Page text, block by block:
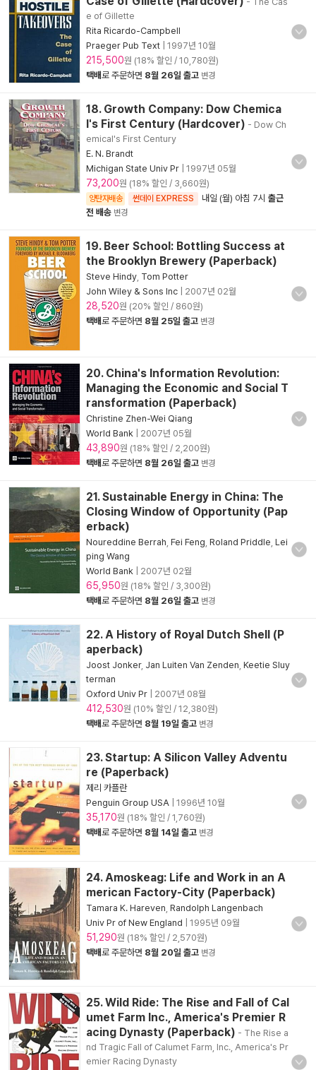
e of Gillette
Rita Ricardo-Campbell
Praeger Pub Text
1997년 10월
215,500원 (18% 할인 / 10,780원)
택배로 주문하면 8월 26일 출고 변경
18. Growth Company: Dow Chemica
l's First Century (Hardcover) - Dow Ch
emical's First Century
E. N. Brandt
Michigan State Univ Pr
1997년 05월
73,200원 (18% 할인 / 3,660원)
양탄자배송 썬데이 EXPRESS 내일 (월) 아침 7시 출근
전 배송 변경
19. Beer School: Bottling Success at
the Brooklyn Brewery (Paperback)
Steve Hindy Tom Potter
John Wiley & Sons Inc
2007년 02월
28,520원 (20% 할인 / 860원)
택배로 주문하면 8월 25일 출고 변경
20. China's Information Revolution:
Managing the Economic and Social T
ransformation (Paperback)
Christine Zhen-Wei Qiang
World Bank
2007년 05월
43,890원 (18% 할인 / 2,200원)
택배로 주문하면 8월 26일 출고 변경
21. Sustainable Energy in China: The
Closing Window of Opportunity (Pap
erback)
Noureddine Berrah Fei Feng Roland Priddle Lei
ping Wang
World Bank
2007년 02월
65,950원 (18% 할인 / 3,300원)
택배로 주문하면 8월 26일 출고 변경
22. A History of Royal Dutch Shell (P
aperback)
Joost Jonker, Jan Luiten Van Zenden Keetie Sluy
terman
Oxford Univ Pr
2007년 08월
412,530원 (10% 할인 / 12,380원)
택배로 주문하면 8월 19일 출고 변경
23. Startup: A Silicon Valley Adventu
re (Paperback)
제리 카플란
Penguin Group USA
1996년 10월
35,170원 (18% 할인 / 1,760원)
택배로 주문하면 8월 14일 출고 변경
24. Amoskeag: Life and Work in an A
merican Factory-City (Paperback)
Tamara K. Hareven Randolph Langenbach
Univ Pr of New England
1995년 09월
51,290원 (18% 할인 / 2,570원)
택배로 주문하면 8월 20일 출고 변경
25. Wild Ride: The Rise and Fall of Cal
umet Farm Inc., America's Premier R
acing Dynasty (Paperback) - The Rise a
nd Tragic Fall of Calumet Farm, Inc., America's Pr
emier Racing Dynasty